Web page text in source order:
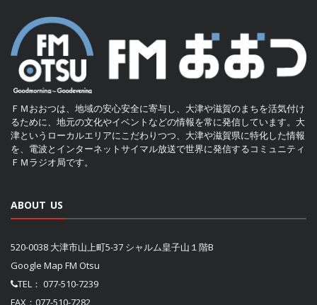
ＦＭおおつは、地域の安心安全に寄与し、大津や滋賀のまちを活気付け
るために、地元の文化やイベントなどの情報を常に発信しています。大
津というローカルエリアにこだわりつつ、大津や滋賀県に特化した情報
を、電波とインターネットサイマル放送で世界に発信するコミュニティ
ＦＭラジオ局です。
ABOUT US
520-0038 大津市山上町5-37 シャルム皇子山１階B
Google Map FM Otsu
TEL： 077-510-7239